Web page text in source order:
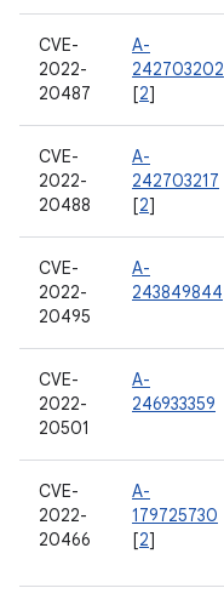
CVE-
2022-
20487
A-
242703202
[2]
CVE-
2022-
20488
A-
242703217
[2]
CVE-
2022-
20495
A-
243849844
CVE-
2022-
20501
A-
246933359
CVE-
2022-
20466
A-
179725730
[2]